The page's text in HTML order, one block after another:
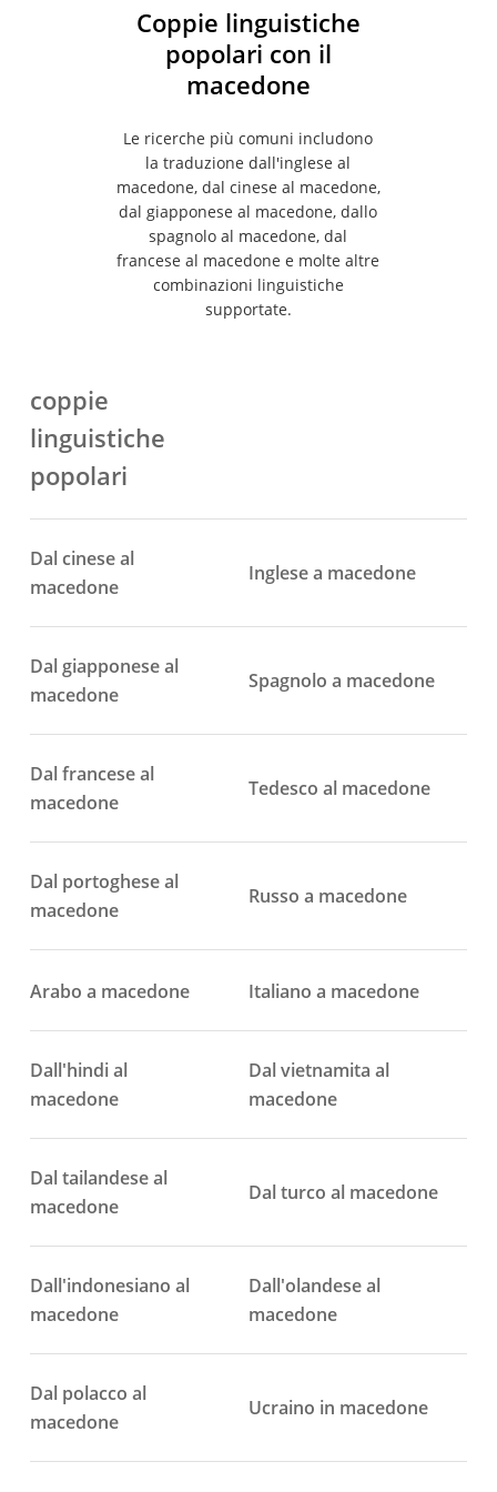
Coppie linguistiche
popolari con il
macedone
Le ricerche più comuni includono
la traduzione dall'inglese al
macedone, dal cinese al macedone,
dal giapponese al macedone, dallo
spagnolo al macedone, dal
francese al macedone e molte altre
combinazioni linguistiche
supportate.
coppie
linguistiche
popolari
Dal cinese al
macedone
Inglese a macedone
Dal giapponese al
macedone
Spagnolo a macedone
Dal francese al
macedone
Tedesco al macedone
Dal portoghese al
macedone
Russo a macedone
Arabo a macedone Italiano a macedone
Dall'hindi al
macedone
Dal vietnamita al
macedone
Dal tailandese al
macedone
Dal turco al macedone
Dall'indonesiano al
macedone
Dall'olandese al
macedone
Dal polacco al
macedone
Ucraino in macedone